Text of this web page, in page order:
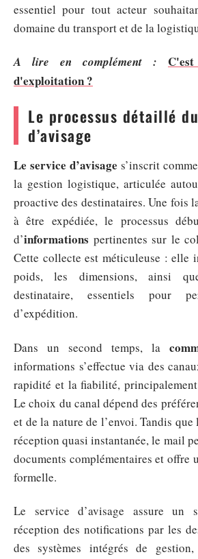
essentiel pour tout acteur
domaine du transport et de la
A lire en complément :
d'exploitation ?
Le processus détaillé
d’avisage
Le service d’avisage s’inscrit
la gestion logistique, articulée
proactive des destinataires. Une fois
à être expédiée, le processus
d’informations pertinentes sur le
Cette collecte est méticuleuse : elle
poids, les dimensions, ainsi
destinataire, essentiels pour
d’expédition.
Dans un second temps, la
informations s’effectue via des
rapidité et la fiabilité,
Le choix du canal dépend des
et de la nature de l’envoi. Tandis
réception quasi instantanée, le mail
documents complémentaires et offre
formelle.
Le service d’avisage assure
réception des notifications par les
des systèmes intégrés de